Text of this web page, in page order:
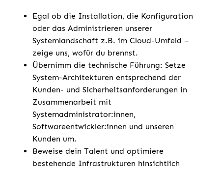
Egal ob die Installation, die Konfiguration
oder das Administrieren unserer
Systemlandschaft z.B. im Cloud-Umfeld –
zeige uns, wofür du brennst.
Übernimm die technische Führung: Setze
System-Architekturen entsprechend der
Kunden- und Sicherheitsanforderungen in
Zusammenarbeit mit
Systemadministrator:innen,
Softwareentwickler:innen und unseren
Kunden um.
Beweise dein Talent und optimiere
bestehende Infrastrukturen hinsichtlich